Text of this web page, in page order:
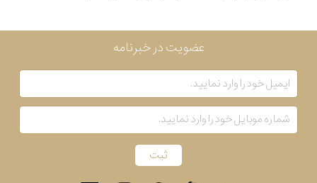
عضویت در خبرنامه